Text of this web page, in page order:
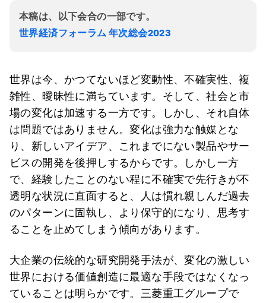
本稿は、以下会合の一部です。
世界経済フォーラム 年次総会2023
世界は今、かつてないほど変動性、不確実性、複
雑性、曖昧性に満ちています。そして、社会と市
場の変化は加速する一方です。しかし、それ自体
は問題ではありません。変化は強力な触媒とな
り、新しいアイデア、これまでにない製品やサー
ビスの開発を後押しするからです。しかし一方
で、経験したことのない程に不確実で先行きが不
透明な状況に直面すると、人は慣れ親しんだ過去
のパターンに固執し、より保守的になり、思考す
ることを止めてしまう傾向があります。
大企業の伝統的な研究開発手法が、変化の激しい
世界における価値創造に最適な手段ではなくなっ
ていることは明らかです。三菱重工グループで